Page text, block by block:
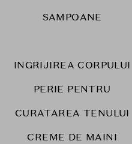
SAMPOANE
INGRIJIREA CORPULUI
PERIE PENTRU
CURATAREA TENULUI
CREME DE MAINI